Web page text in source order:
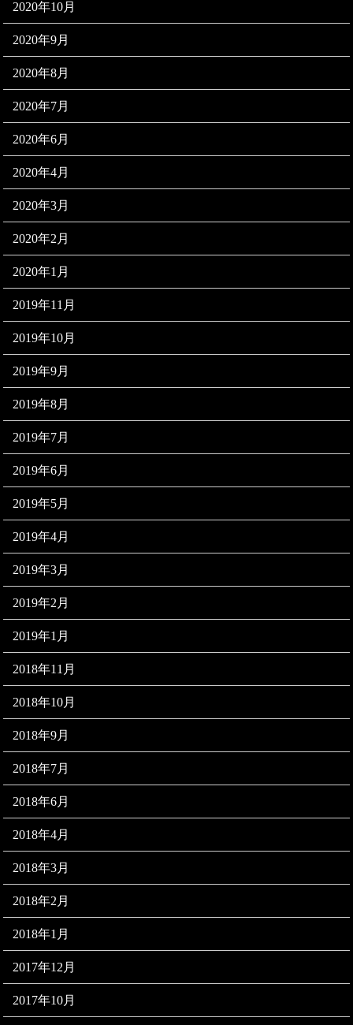
2020年10月
2020年9月
2020年8月
2020年7月
2020年6月
2020年4月
2020年3月
2020年2月
2020年1月
2019年11月
2019年10月
2019年9月
2019年8月
2019年7月
2019年6月
2019年5月
2019年4月
2019年3月
2019年2月
2019年1月
2018年11月
2018年10月
2018年9月
2018年7月
2018年6月
2018年4月
2018年3月
2018年2月
2018年1月
2017年12月
2017年10月